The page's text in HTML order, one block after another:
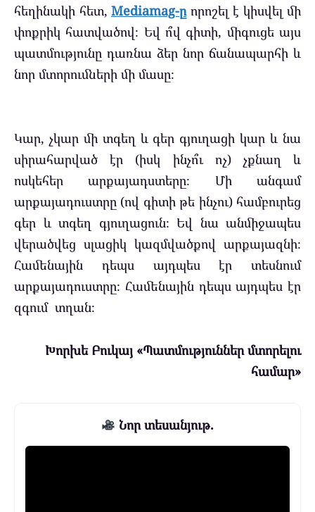
հեղինակի հետ, Mediamag-ըորոշել է կիսվել մի
փոքրիկ հատվածով։ Եվ ո՞վ գիտի, միգուցե այս
պատմությունը դառնա ձեր նոր ճանապարհի և
նոր մտորումների մի մասը։
Կար, չկար մի տգեղ և գեր գյուղացի կար և նա
սիրահարված էր (իսկ ինչո՞ւ ոչ) չքնաղ և
ոսկեհեր արքայադստերը։ Մի անգամ
արքայադուստրը (ով գիտի թե ինչու) համբուրեց
գեր և տգեղ գյուղացուն։ Եվ նա անմիջապես
վերածվեց սլացիկ կազմվածքով արքայազնի։
Համենային դեպս այդպես էր տեսնում
արքայադուստրը։ Համենային դեպս այդպես էր
զգում տղան։
Խորխե Բուկայ «Պատմություններ մտորելու
համար»
Նոր տեսանյութ.